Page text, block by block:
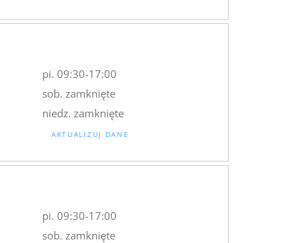
pi. 09:30-17:00
sob. zamknięte
niedz. zamknięte
AKTUALIZUJ DANE
pi. 09:30-17:00
sob. zamknięte